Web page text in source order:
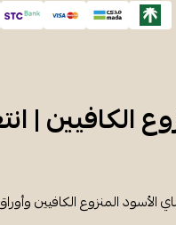
الكافيين |
المنزوع الكافيين